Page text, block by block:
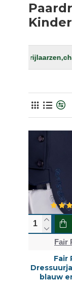
rijhelm
Fair
Fair
blauw